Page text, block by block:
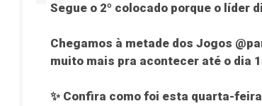
Segue o 2º colocado porque o líder
Chegamos à metade dos Jogos
muito mais pra acontecer até o dia
✨ Confira como foi esta quarta-